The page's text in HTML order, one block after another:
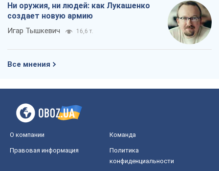
Ни оружия, ни людей: как Лукашенко
создает новую армию
Игар Тышкевич 16,6 т.
Все мнения
О компании Команда
Правовая информация
Политика
конфиденциальности